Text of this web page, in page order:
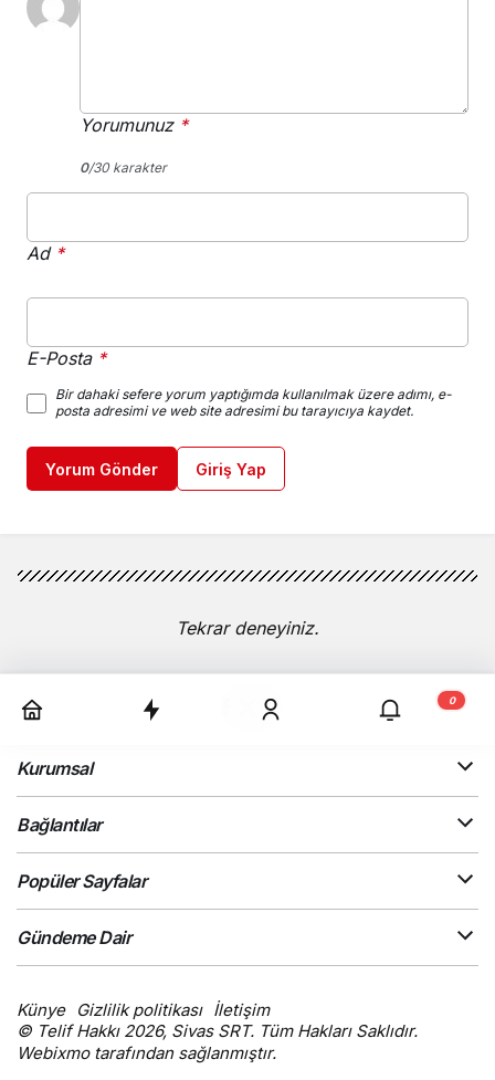
Yorumunuz*
0/30 karakter
Ad*
E-Posta*
Bir dahaki sefere yorum yaptığımda kullanılmak üzere adımı, e-
posta adresimi ve web site adresimi bu tarayıcıya kaydet.
Yorum Gönder Giriş Yap
Tekrar deneyiniz.
0
Kurumsal
Bağlantılar
Popüler Sayfalar
Gündeme Dair
Künye Gizlilik politikası İletişim
© Telif Hakkı 2026, Sivas SRT. Tüm Hakları Saklıdır.
Webixmo tarafından sağlanmıştır.